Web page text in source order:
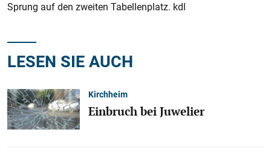
Sprung auf den zweiten Tabellenplatz. kdl
LESEN SIE AUCH
Kirchheim
Einbruch bei Juwelier